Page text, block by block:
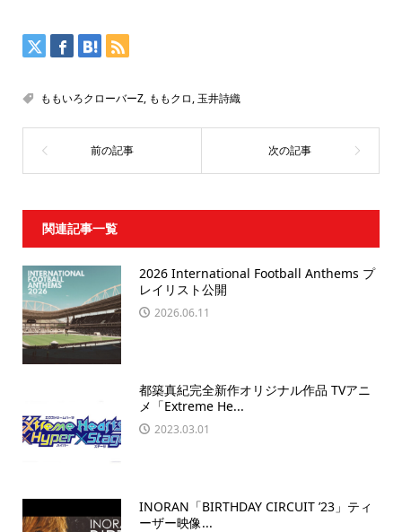
ももいろクローバーZ, ももクロ, 玉井詩織
関連記事一覧
2026 International Football Anthems プ
レイリスト公開
2026.06.11
都築真紀完全新作オリジナル作品 TVアニ
メ「Extreme He...
2023.03.01
INORAN「BIRTHDAY CIRCUIT ’23」ティ
ーザー映像...